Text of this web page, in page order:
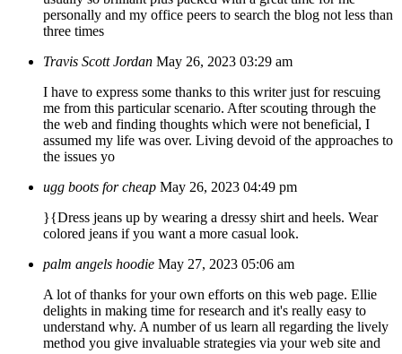
personally and my office peers to search the blog not less than
three times
Travis Scott Jordan May 26, 2023 03:29 am
I have to express some thanks to this writer just for rescuing
me from this particular scenario. After scouting through the
the web and finding thoughts which were not beneficial, I
assumed my life was over. Living devoid of the approaches to
the issues yo
ugg boots for cheap May 26, 2023 04:49 pm
}{Dress jeans up by wearing a dressy shirt and heels. Wear
colored jeans if you want a more casual look.
palm angels hoodie May 27, 2023 05:06 am
A lot of thanks for your own efforts on this web page. Ellie
delights in making time for research and it's really easy to
understand why. A number of us learn all regarding the lively
method you give invaluable strategies via your web site and